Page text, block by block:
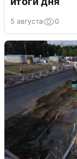
5 августа 0